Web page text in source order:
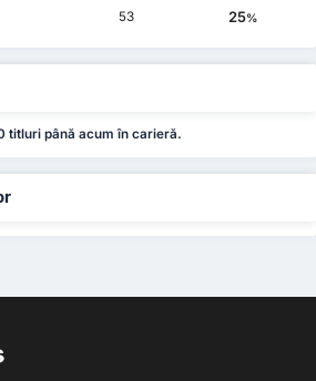
53 25%
titluri până acum în carieră.